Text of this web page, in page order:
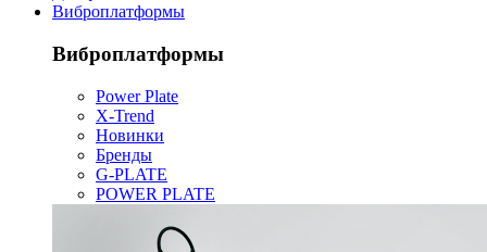
Виброплатформы
Виброплатформы
Power Plate
X-Trend
Новинки
Бренды
G-PLATE
POWER PLATE